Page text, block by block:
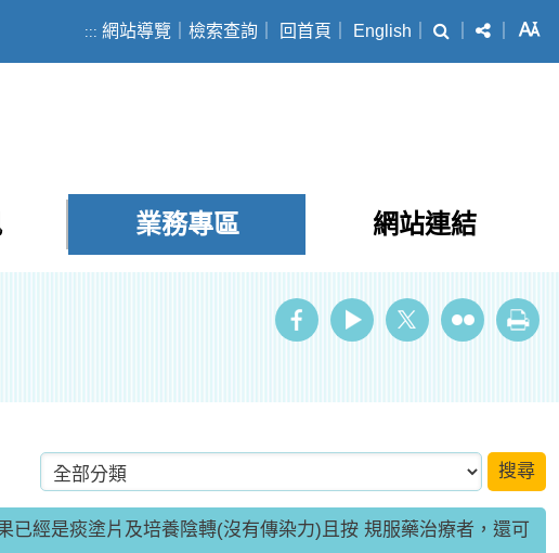
::: 網站導覽 檢索查詢 回首頁 English 搜尋 分享
業務專區 網站連結
分類項目
已經是痰塗片及培養陰轉(沒有傳染力)且按 規服藥治療者，還可